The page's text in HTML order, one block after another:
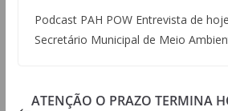
Podcast PAH POW Entrevista de
Secretário Municipal de Meio
ATENÇÃO O PRAZO TERMINA